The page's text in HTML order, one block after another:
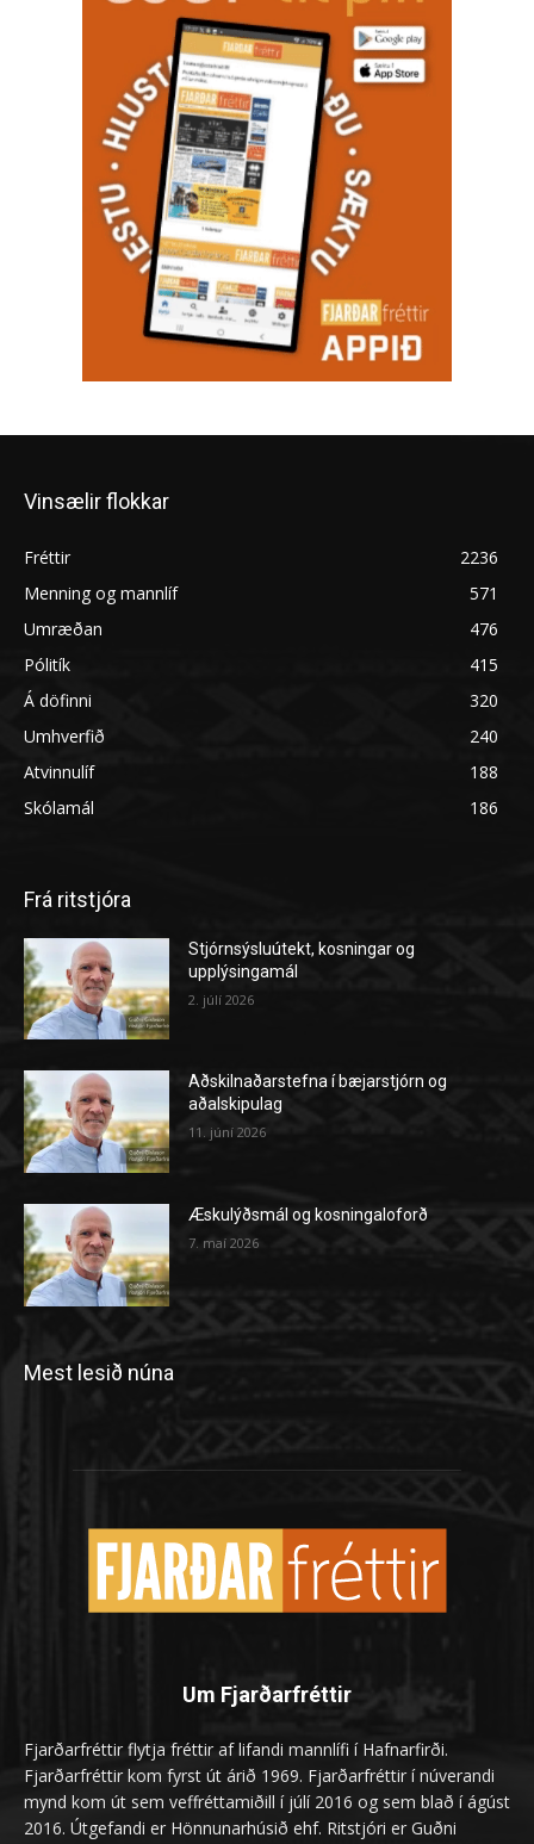
Vinsælir flokkar
Fréttir
2236
Menning og mannlíf
571
Umræðan
476
Pólitík
415
Á döfinni
320
Umhverfið
240
Atvinnulíf
188
Skólamál
186
Frá ritstjóra
Stjórnsýsluútekt, kosningar og
upplýsingamál
2. júlí 2026
Aðskilnaðarstefna í bæjarstjórn og
aðalskipulag
11. júní 2026
Æskulýðsmál og kosningaloforð
7. maí 2026
Mest lesið núna
Um Fjarðarfréttir
Fjarðarfréttir flytja fréttir af lifandi mannlífi í Hafnarfirði.
Fjarðarfréttir kom fyrst út árið 1969. Fjarðarfréttir í núverandi
mynd kom út sem veffréttamiðill í júlí 2016 og sem blað í ágúst
2016. Útgefandi er Hönnunarhúsið ehf. Ritstjóri er Guðni